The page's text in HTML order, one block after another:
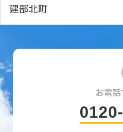
建部北町
お電